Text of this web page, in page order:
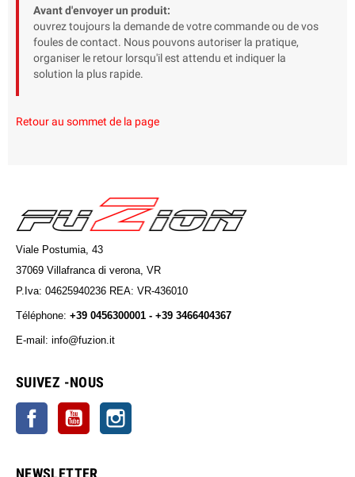
Avant d'envoyer un produit:
ouvrez toujours la demande de votre commande ou de vos
foules de contact. Nous pouvons autoriser la pratique,
organiser le retour lorsqu'il est attendu et indiquer la
solution la plus rapide.
Retour au sommet de la page
Viale Postumia, 43
37069 Villafranca di verona, VR
P.Iva: 04625940236 REA: VR-436010
Téléphone: +39 0456300001 - +39 3466404367
E-mail: info@fuzion.it
SUIVEZ -NOUS
Facebook YouTube
NEWSLETTER